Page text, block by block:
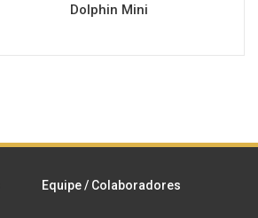
Dolphin Mini
Equipe / Colaboradores